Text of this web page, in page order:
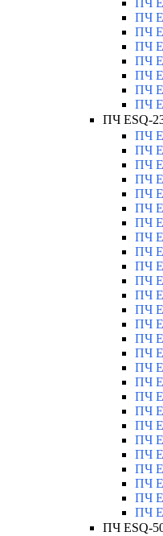
ПЧ
ПЧ
ПЧ
ПЧ
ПЧ
ПЧ
ПЧ
ПЧ
ПЧ ESQ-
ПЧ
ПЧ
ПЧ
ПЧ
ПЧ
ПЧ
ПЧ
ПЧ
ПЧ
ПЧ
ПЧ
ПЧ
ПЧ
ПЧ
ПЧ
ПЧ
ПЧ
ПЧ
ПЧ
ПЧ
ПЧ
ПЧ
ПЧ
ПЧ
ПЧ
ПЧ
ПЧ
ПЧ ESQ-